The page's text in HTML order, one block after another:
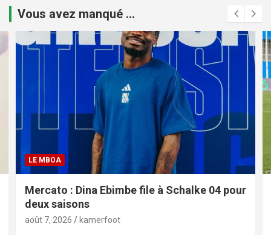
Vous avez manqué ...
LE MBOA
Mercato : Dina Ebimbe file à Schalke 04 pour
deux saisons
août 7, 2026 kamerfoot